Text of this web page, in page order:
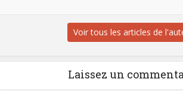
Voir tous les articles de
Laissez un